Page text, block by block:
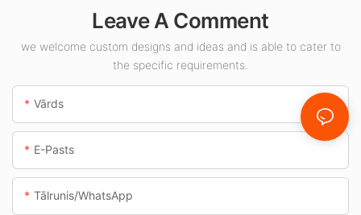
iekštelpām,
piemēram,
degvielas uzpildes
stacijām un
pazemes pārejām.
Leave A Comment
we welcome custom designs and ideas and is able to cater to
the specific requirements.
Vārds
E-Pasts
Tālrunis/WhatsApp